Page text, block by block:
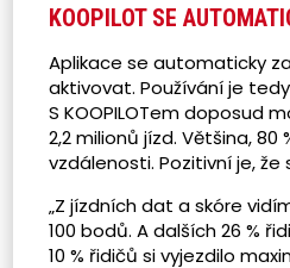
KOOPILOT SE
Aplikace se automaticky
aktivovat. Používání je
S KOOPILOTem doposud
2,2 milionů jízd. Většina,
vzdálenosti. Pozitivní je,
„Z jízdních dat a skóre
100 bodů. A dalších 26 %
10 % řidičů si vyjezdilo